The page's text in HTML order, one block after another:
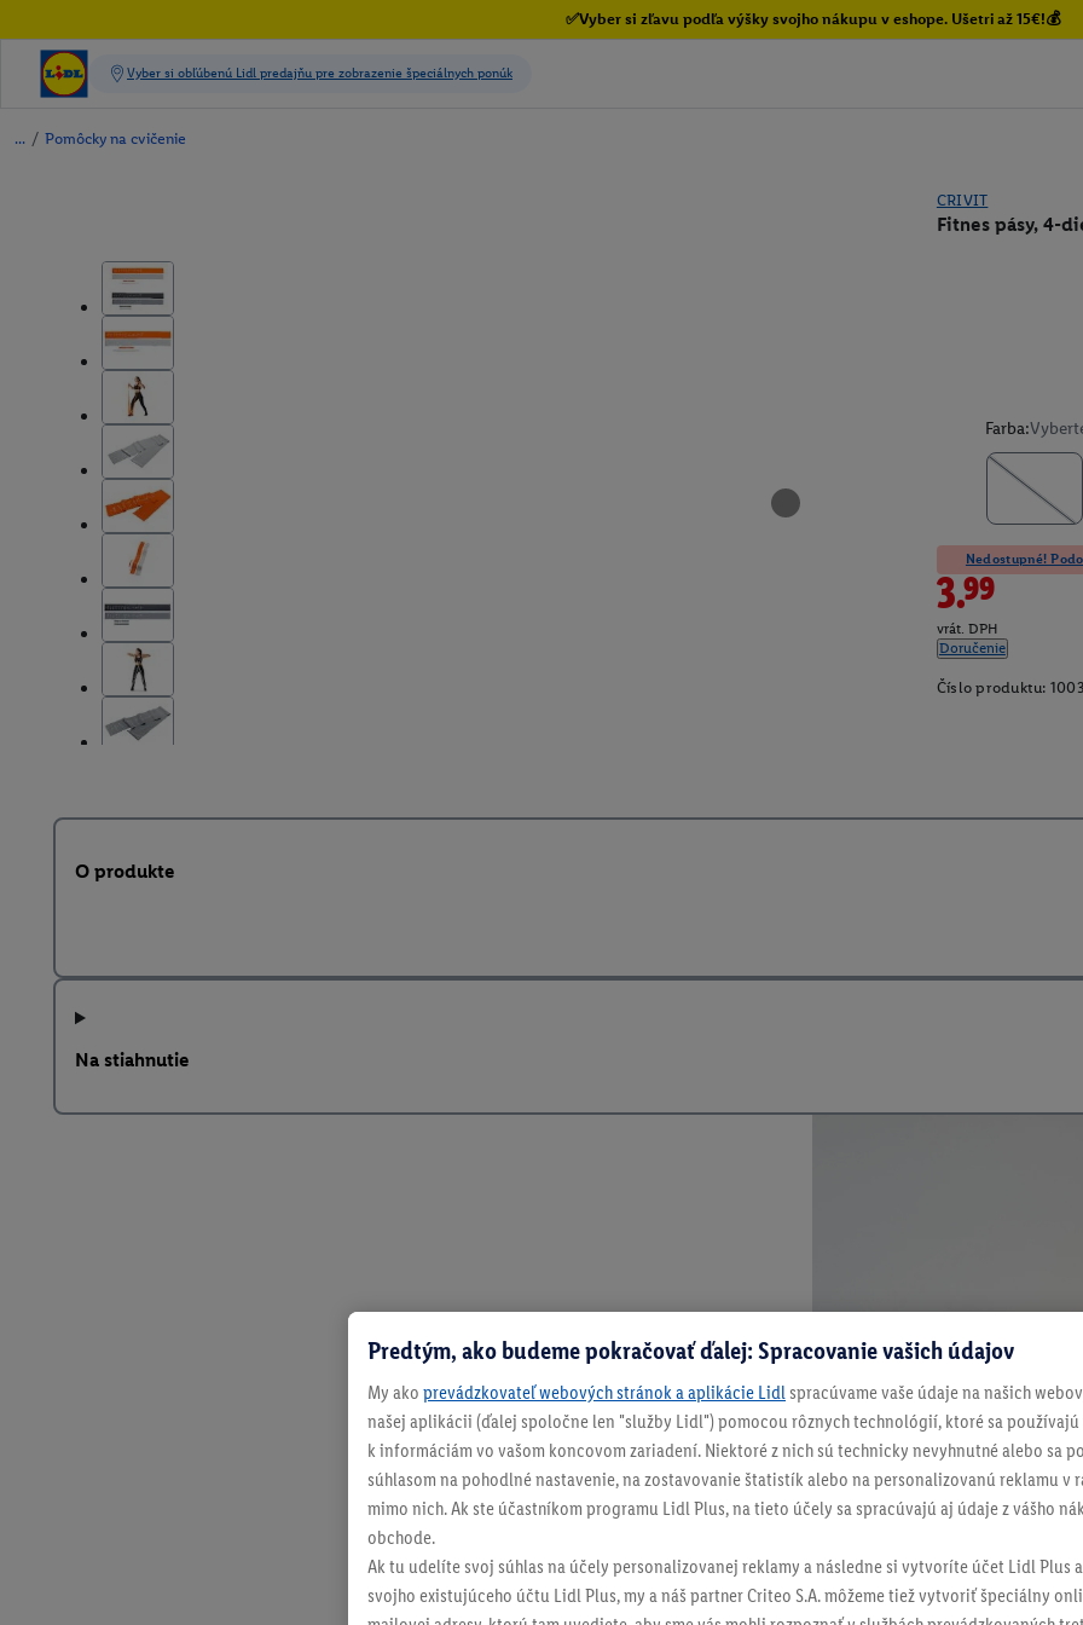
✅Vyber si zľavu podľa výšky svojho nákupu v eshope. Ušetri až 15€!💰
/ Pomôcky na cvičenie
CRIVIT
Fitnes pásy, 4-
Farba:
Nedostupné!
3.99
vrát. DPH
Doručenie
Číslo produktu:
O produkte
Na stiahnutie
Predtým, ako budeme pokračovať ďalej: Spracovanie vašich údajov
My ako prevádzkovateľ webových stránok a aplikácie Lidl spracúvame vaše údaje na našich
našej aplikácii (ďalej spoločne len "služby Lidl") pomocou rôznych technológií, ktoré sa
k informáciám vo vašom koncovom zariadení. Niektoré z nich sú technicky nevyhnutné alebo sa
súhlasom na pohodlné nastavenie, na zostavovanie štatistík alebo na personalizovanú reklamu v
mimo nich. Ak ste účastníkom programu Lidl Plus, na tieto účely sa spracúvajú aj údaje z vášho
obchode.
Ak tu udelíte svoj súhlas na účely personalizovanej reklamy a následne si vytvoríte účet Lidl Plus
svojho existujúceho účtu Lidl Plus, my a náš partner Criteo S.A. môžeme tiež vytvoriť špeciálny